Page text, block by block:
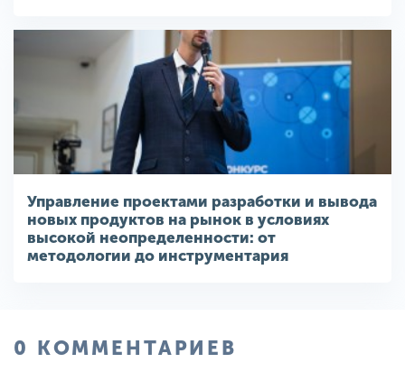
Управление проектами разработки и вывода
новых продуктов на рынок в условиях
высокой неопределенности: от
методологии до инструментария
0 КОММЕНТАРИЕВ